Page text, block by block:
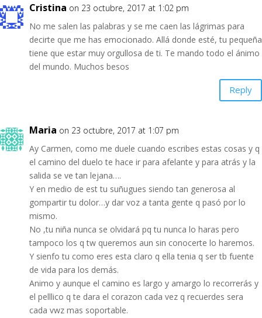
Cristina on 23 octubre, 2017 at 1:02 pm
No me salen las palabras y se me caen las lágrimas para
decirte que me has emocionado. Allá donde esté, tu pequeña
tiene que estar muy orgullosa de ti. Te mando todo el ánimo
del mundo. Muchos besos
Reply
Maria on 23 octubre, 2017 at 1:07 pm
Ay Carmen, como me duele cuando escribes estas cosas y q
el camino del duelo te hace ir para afelante y para atrás y la
salida se ve tan lejana….
Y en medio de est tu suñugues siendo tan generosa al
gompartir tu dolor…y dar voz a tanta gente q pasó por lo
mismo.
No ,tu niña nunca se olvidará pq tu nunca lo haras pero
tampoco los q tw queremos aun sin conocerte lo haremos.
Y sienfo tu como eres esta claro q ella tenia q ser tb fuente
de vida para los demás.
Animo y aunque el camino es largo y amargo lo recorrerás y
el pelllico q te dara el corazon cada vez q recuerdes sera
cada vwz mas soportable.